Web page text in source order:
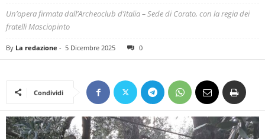
Un’opera firmata dall’Archeoclub d’Italia – Sede di Corato, con la regia dei
fratelli Masciopinto
By La redazione - 5 Dicembre 2025 0
Condividi